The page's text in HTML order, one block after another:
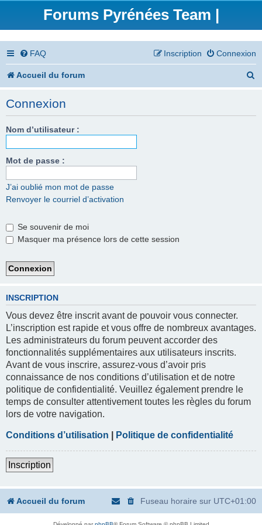
Forums Pyrénées Team |
FAQ Connexion
Inscription
Accueil du forum
Connexion
Nom d’utilisateur :
Mot de passe :
J’ai oublié mon mot de passe
Renvoyer le courriel d’activation
Se souvenir de moi
Masquer ma présence lors de cette session
INSCRIPTION
Vous devez être inscrit avant de pouvoir vous connecter.
L’inscription est rapide et vous offre de nombreux avantages.
Les administrateurs du forum peuvent accorder des
fonctionnalités supplémentaires aux utilisateurs inscrits.
Avant de vous inscrire, assurez-vous d’avoir pris
connaissance de nos conditions d’utilisation et de notre
politique de confidentialité. Veuillez également prendre le
temps de consulter attentivement toutes les règles du forum
lors de votre navigation.
Conditions d’utilisation Politique de confidentialité
Inscription
Accueil du forum Fuseau horaire sur UTC+01:00